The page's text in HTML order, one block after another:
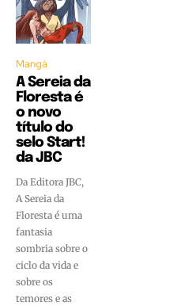
Mangá
A Sereia da
Floresta é
o novo
título do
selo Start!
da JBC
Da Editora JBC,
A Sereia da
Floresta é uma
fantasia
sombria sobre o
ciclo da vida e
sobre os
temores e as